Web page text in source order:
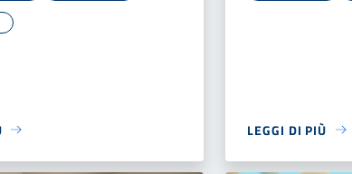
LEGGI DI PIÙ